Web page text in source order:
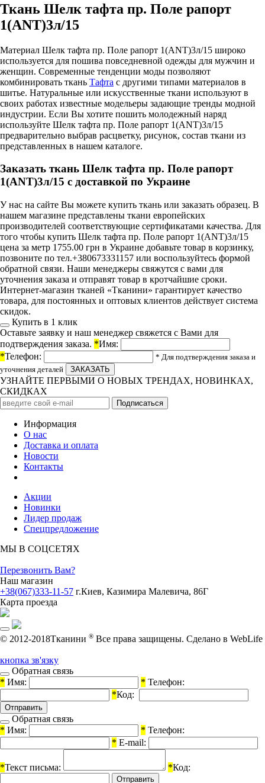
Ткань Шелк тафта пр. Поле рапорт
1(ANT)3л/15
Материал Шелк тафта пр. Поле рапорт 1(ANT)3л/15 широко
используется для пошива повседневной одежды для мужчин и
женщин. Современные тенденции моды позволяют
комбинировать ткань Тафта с другими типами материалов в
шитье. Натуральные или искусственные ткани используют в
своих работах известные модельеры задающие тренды модной
индустрии. Если Вы хотите пошить молодежный наряд
используйте Шелк тафта пр. Поле рапорт 1(ANT)3л/15
предварительно выбрав расцветку, рисунок, состав ткани из
представленных в нашем каталоге.
Заказать ткань Шелк тафта пр. Поле рапорт
1(ANT)3л/15 с доставкой по Украине
У нас на сайте Вы можете купить ткань или заказать образец. В
нашем магазине представлены ткани европейских
производителей соответствующие сертификатами качества. Для
того чтобы купить Шелк тафта пр. Поле рапорт 1(ANT)3л/15
цена за метр 1755.00 грн в Украине добавьте товар в корзинку,
позвоните по тел.+380673331157 или воспользуйтесь формой
обратной связи. Наши менеджеры свяжутся с вами для
уточнения заказа и отправят товар в кротчайшие сроки.
Интернет-магазин тканей «Тканини» гарантирует качество
товара, для постоянных и оптовых клиентов действует система
скидок.
Купить в 1 клик
Оставьте заявку и наш менеджер свяжется с Вами для
подтверждения заказа. *Имя:
*Телефон:
* Для подтверждения заказа и
уточнения деталей
УЗНАЙТЕ ПЕРВЫМИ О НОВЫХ ТРЕНДАХ, НОВИНКАХ,
СКИДКАХ
Информация
О нас
Доставка и оплата
Новости
Контакты
Акции
Новинки
Лидер продаж
Спецпредложение
МЫ В СОЦСЕТЯХ
Перезвонить Вам?
Наш магазин
+38(067)333-11-57 г.Киев, Казимира Малевича, 86Г
Карта проезда
© 2012-2018Тканини ® Все права защищены. Cделано в WebLife
кнопка зв'язку
Обратная связь
* Имя: * Телефон:
*Код:
Обратная связь
* Имя: * Телефон:
* E-mail:
*Текст письма: *Код: